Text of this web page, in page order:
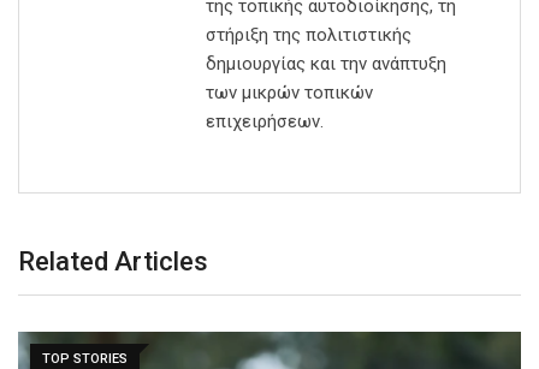
της τοπικής αυτοδιοίκησης, τη
στήριξη της πολιτιστικής
δημιουργίας και την ανάπτυξη
των μικρών τοπικών
επιχειρήσεων.
Related Articles
TOP STORIES